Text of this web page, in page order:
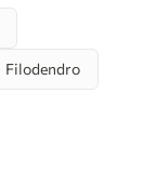
Filodendro